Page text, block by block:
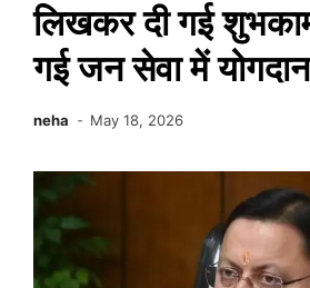
लिखकर दी गई
गई जन सेवा में
neha May 18, 2026